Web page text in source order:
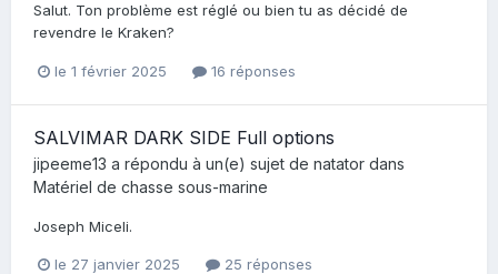
Salut. Ton problème est réglé ou bien tu as décidé de
revendre le Kraken?
le 1 février 2025 16 réponses
SALVIMAR DARK SIDE Full options
jipeeme13 a répondu à un(e) sujet de natator dans
Matériel de chasse sous-marine
Joseph Miceli.
le 27 janvier 2025 25 réponses